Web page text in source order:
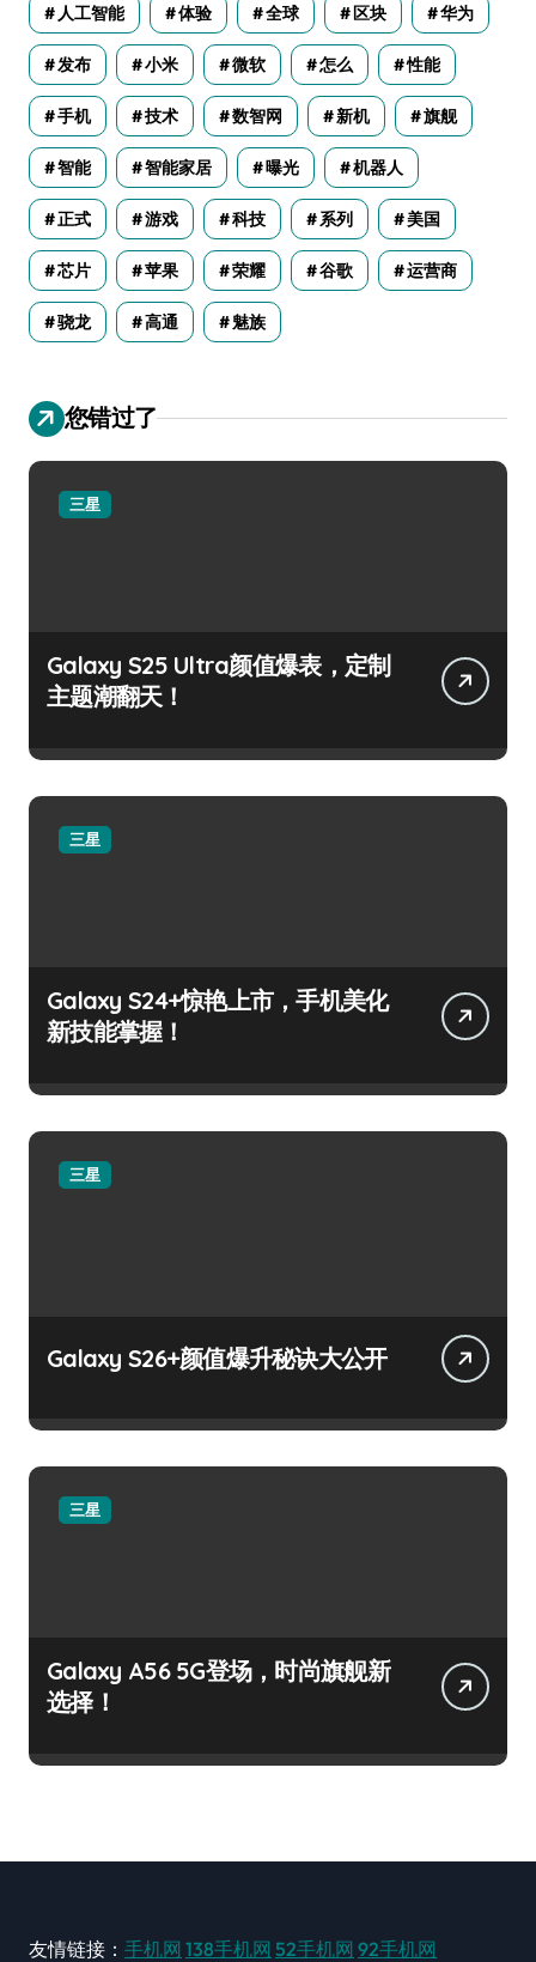
人工智能 体验 全球 区块 华为
发布 小米 微软 怎么 性能
手机 技术 数智网 新机 旗舰
智能 智能家居 曝光 机器人
正式 游戏 科技 系列 美国
芯片 苹果 荣耀 谷歌 运营商
骁龙 高通 魅族
您错过了
三星
Galaxy S25 Ultra颜值爆表，定制
主题潮翻天！
三星
Galaxy S24+惊艳上市，手机美化
新技能掌握！
三星
Galaxy S26+颜值爆升秘诀大公开
三星
Galaxy A56 5G登场，时尚旗舰新
选择！
友情链接： 手机网 138手机网 52手机网 92手机网